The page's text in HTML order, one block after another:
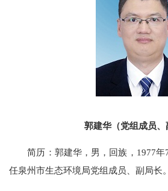
郭建华（党组成员、
简历：郭建华，男，回族，1977年
任泉州市生态环境局党组成员、副局长。